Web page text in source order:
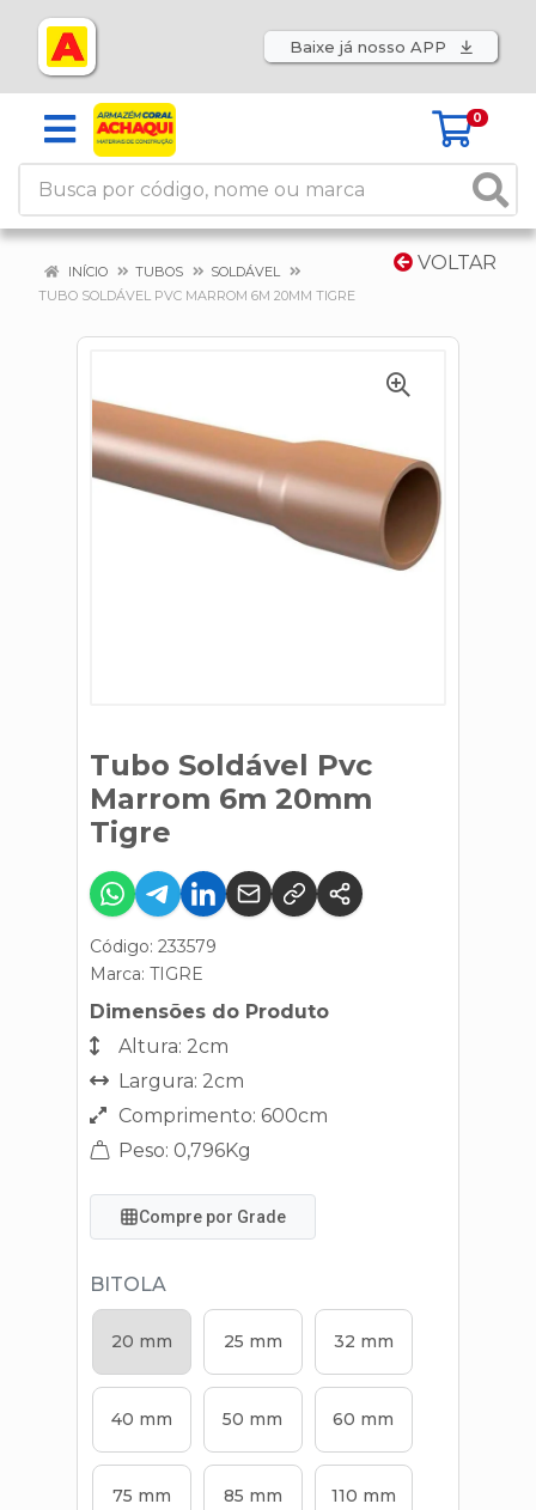
Baixe já nosso APP
0
VOLTAR
INÍCIO TUBOS
SOLDÁVEL
TUBO SOLDÁVEL PVC MARROM 6M 20MM TIGRE
Tubo Soldável Pvc
Marrom 6m 20mm
Tigre
Código: 233579
Marca: TIGRE
Dimensões do Produto
Altura: 2cm
Largura: 2cm
Comprimento: 600cm
Peso: 0,796Kg
Compre por Grade
BITOLA
20 mm 25 mm 32 mm
40 mm 50 mm 60 mm
75 mm 85 mm 110 mm